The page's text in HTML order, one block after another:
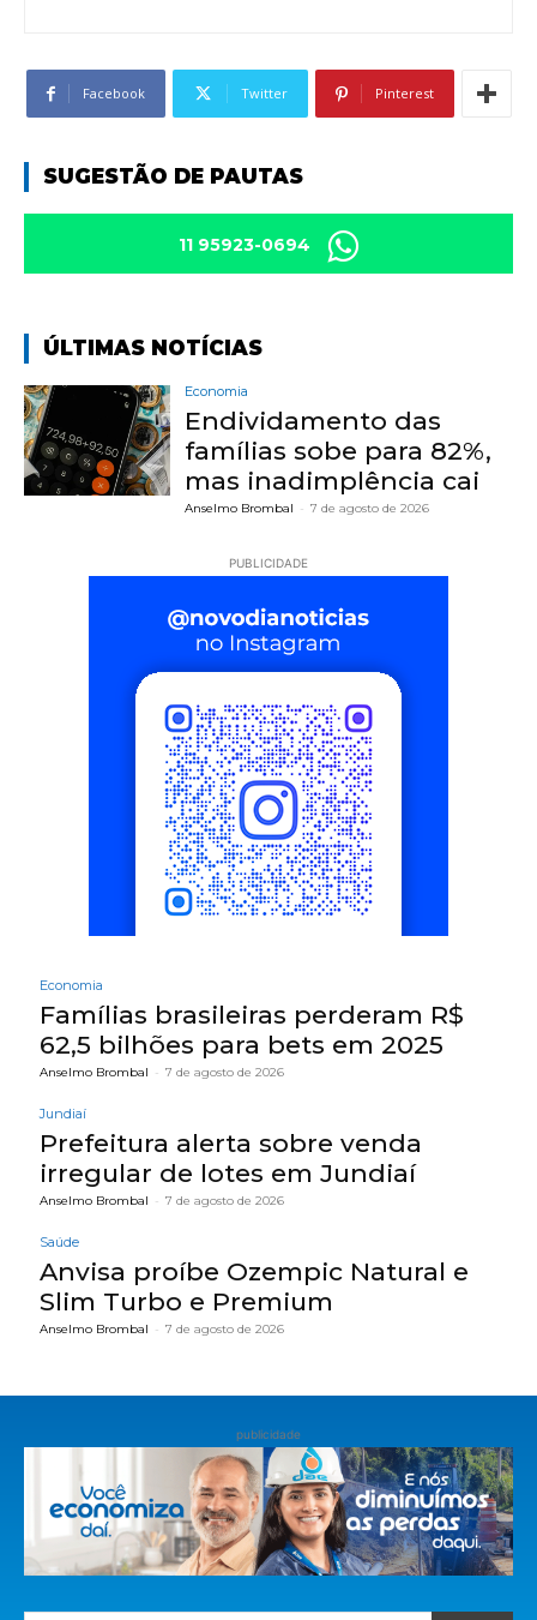
Facebook Twitter Pinterest
SUGESTÃO DE PAUTAS
11 95923-0694
ÚLTIMAS NOTÍCIAS
Economia
Endividamento das
famílias sobe para 82%,
mas inadimplência cai
Anselmo Brombal - 7 de agosto de 2026
PUBLICIDADE
Economia
Famílias brasileiras perderam R$
62,5 bilhões para bets em 2025
Anselmo Brombal - 7 de agosto de 2026
Jundiaí
Prefeitura alerta sobre venda
irregular de lotes em Jundiaí
Anselmo Brombal - 7 de agosto de 2026
Saúde
Anvisa proíbe Ozempic Natural e
Slim Turbo e Premium
Anselmo Brombal - 7 de agosto de 2026
publicidade